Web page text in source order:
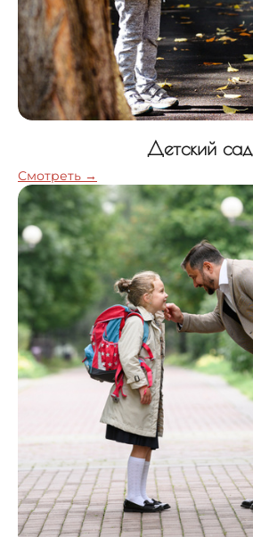
Детский сад
Смотреть →